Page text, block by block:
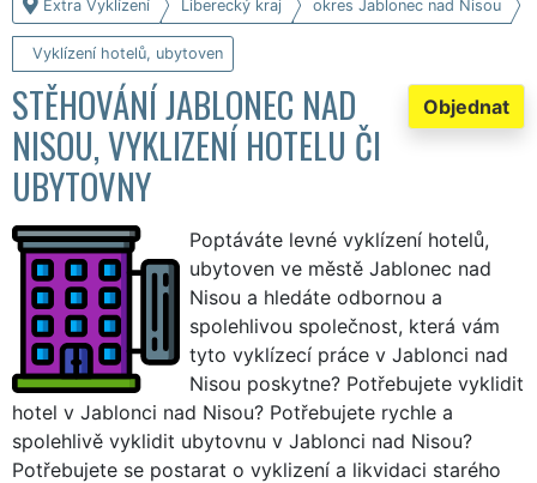
Extra Vyklízení Liberecký kraj okres Jablonec nad Nisou
Vyklízení hotelů, ubytoven
Objednat
STĚHOVÁNÍ JABLONEC NAD
NISOU, VYKLIZENÍ HOTELU ČI
UBYTOVNY
Poptáváte levné vyklízení hotelů,
ubytoven ve městě Jablonec nad
Nisou a hledáte odbornou a
spolehlivou společnost, která vám
tyto vyklízecí práce v Jablonci nad
Nisou poskytne? Potřebujete vyklidit
hotel v Jablonci nad Nisou? Potřebujete rychle a
spolehlivě vyklidit ubytovnu v Jablonci nad Nisou?
Potřebujete se postarat o vyklizení a likvidaci starého